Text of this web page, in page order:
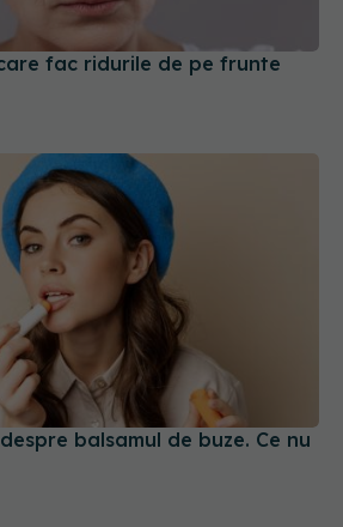
balsamul de buze. Ce nu